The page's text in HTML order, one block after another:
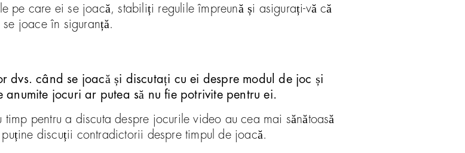
pe care ei se joacă, stabiliți regulile împreună și asigurați-vă că
joace în siguranță.
dvs. când se joacă și discutați cu ei despre modul de joc și
jocuri ar putea să nu fie potrivite pentru ei.
pentru a discuta despre jocurile video au cea mai sănătoasă
discuții contradictorii despre timpul de joacă.